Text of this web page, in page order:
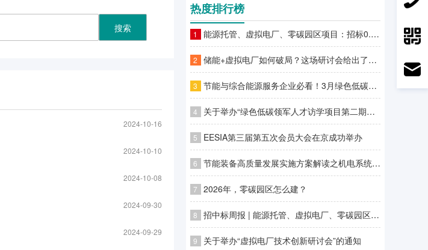
2024-10-16
2024-10-10
2024-10-08
2024-09-30
2024-09-29
热度排行榜
1 能源托管、虚拟电厂、零碳园区项目：招标0.73亿 ，中标26.75亿
2 储能+虚拟电厂如何破局？这场研讨会给出了答案
3 节能与综合能源服务企业必看！3月绿色低碳领域补贴政策汇总
4 关于举办“绿色低碳领军人才访学项目第二期—零碳园区建设高级研学班”的通知
5 EESIA第三届第五次会员大会在京成功举办
6 节能装备高质量发展实施方案解读之机电系统/变压器/工业热泵节能
7 2026年，零碳园区怎么建？
8 招中标周报 | 能源托管、虚拟电厂、零碳园区项目：招标￥14.14亿元 ，中标￥10.33亿元
9 关于举办“虚拟电厂技术创新研讨会”的通知